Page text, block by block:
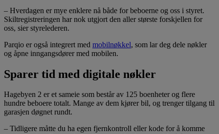
– Hverdagen er mye enklere nå både for beboerne og oss i styret.
Skiltregistreringen har nok utgjort den aller største forskjellen for
oss, sier styrelederen.
Parqio er også integrert med mobilnøkkel, som lar deg dele nøkler
og åpne inngangsdører med mobilen.
Sparer tid med digitale nøkler
Hagebyen 2 er et sameie som består av 125 boenheter og flere
hundre beboere totalt. Mange av dem kjører bil, og trenger tilgang til
garasjen døgnet rundt.
– Tidligere måtte du ha egen fjernkontroll eller kode for å komme